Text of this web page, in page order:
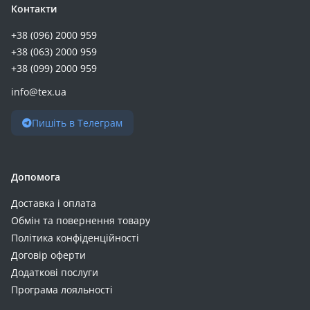
Nubia V70 Max (+3)
OnePlus 12R (+3)
OnePlus 9 Pro (+3)
OnePlus Ace 2 (+3)
OnePlus Ace 3 (+3)
Oppo A73 (+3)
Poco F6 (+3)
Poco F6 Pro (+3)
Poco M8 (+3)
POCO X6 Pro (+3)
Realme 10 (+3)
Realme 12 Plus (+3)
Realme 12 Pro+ (+3)
Контакти
+38 (096) 2000 959
+38 (063) 2000 959
+38 (099) 2000 959
info@tex.ua
Пишіть в Телеграм
Допомога
Доставка і оплата
Обмін та повернення товару
Політика конфіденційності
Договір оферти
Додаткові послуги
Програма лояльності